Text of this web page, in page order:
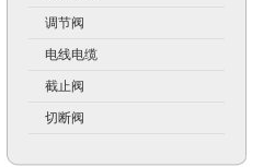
调节阀
电线电缆
截止阀
切断阀